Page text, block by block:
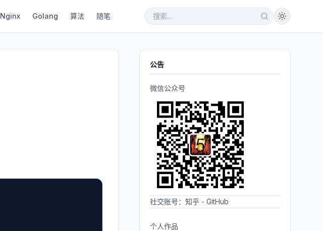
Nginx Golang 算法 随笔
公告
微信公众号
社交账号： 知乎 - GitHub
个人作品